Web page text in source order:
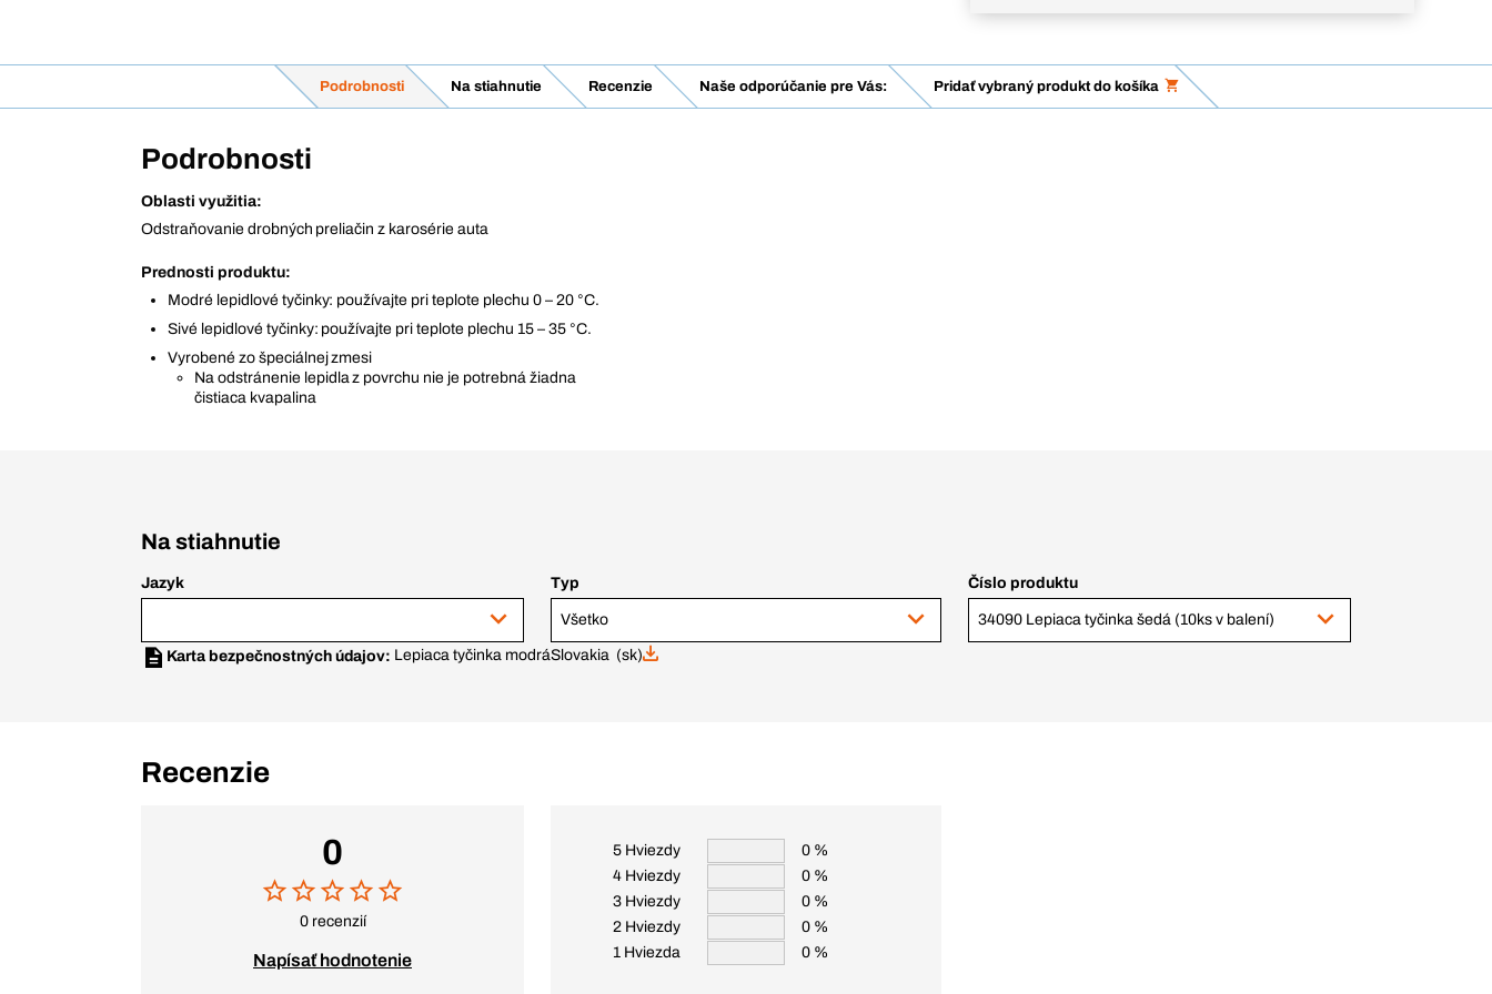
Podrobnosti Na stiahnutie Recenzie Naše odporúčanie pre Vás: Pridať vybraný produkt do košíka
Podrobnosti
Oblasti využitia:
Odstraňovanie drobných preliačin z karosérie auta
Prednosti produktu:
Modré lepidlové tyčinky: používajte pri teplote plechu 0 – 20 °C.
Sivé lepidlové tyčinky: používajte pri teplote plechu 15 – 35 °C.
Vyrobené zo špeciálnej zmesi
Na odstránenie lepidla z povrchu nie je potrebná žiadna
čistiaca kvapalina
Na stiahnutie
Jazyk Typ
Všetko
Číslo produktu
34090 Lepiaca tyčinka šedá (10ks v balení)
Karta bezpečnostných údajov: Lepiaca tyčinka modráSlovakia (sk)
Recenzie
0
0 recenzií
Napísať hodnotenie
5 Hviezdy
0 %
4 Hviezdy
0 %
3 Hviezdy
0 %
2 Hviezdy
0 %
1 Hviezda
0 %